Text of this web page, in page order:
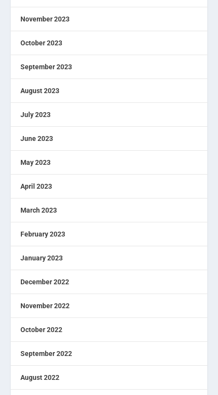
November 2023
October 2023
September 2023
August 2023
July 2023
June 2023
May 2023
April 2023
March 2023
February 2023
January 2023
December 2022
November 2022
October 2022
September 2022
August 2022